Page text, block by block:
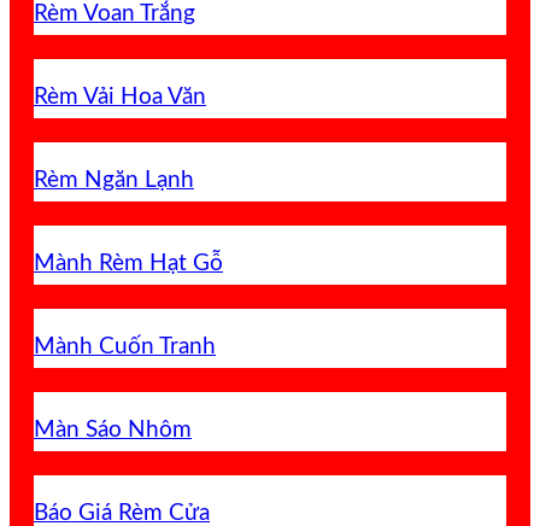
Rèm Voan Trắng
Rèm Vải Hoa Văn
Rèm Ngăn Lạnh
Mành Rèm Hạt Gỗ
Mành Cuốn Tranh
Màn Sáo Nhôm
Báo Giá Rèm Cửa